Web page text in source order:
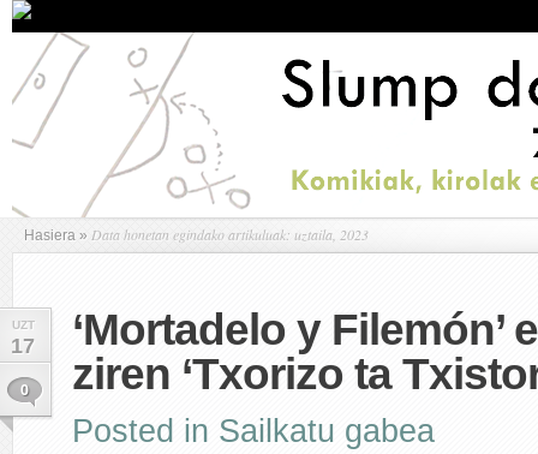
Hasiera » Data honetan egindako artikuluak: uztaila, 2023
UZT
17
0
‘Mortadelo y Filemón’
ziren ‘Txorizo ta
Posted in Sailkatu gabea